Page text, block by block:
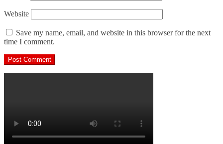
Website
Save my name, email, and website in this browser for the next
time I comment.